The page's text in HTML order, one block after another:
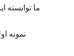
ما توانسته